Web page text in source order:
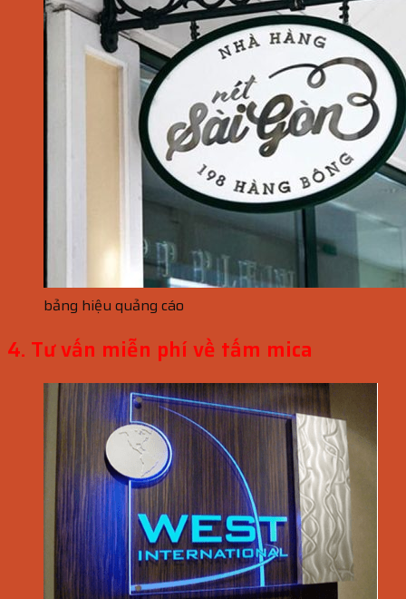
bảng hiệu quảng cáo
4. Tư vấn miễn phí về tấm mica